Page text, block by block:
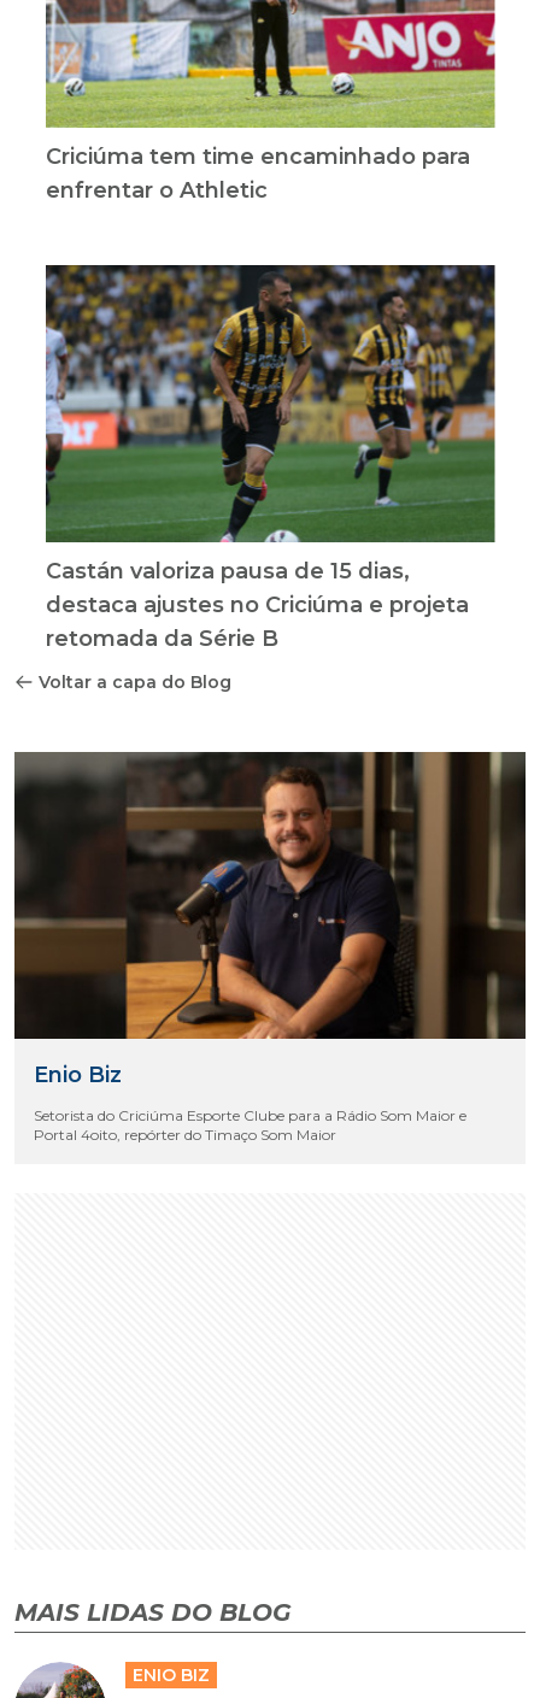
Criciúma tem time encaminhado para
enfrentar o Athletic
Castán valoriza pausa de 15 dias,
destaca ajustes no Criciúma e projeta
retomada da Série B
Voltar a capa do Blog
Enio Biz
Setorista do Criciúma Esporte Clube para a Rádio Som Maior e
Portal 4oito, repórter do Timaço Som Maior
MAIS LIDAS DO BLOG
ENIO BIZ